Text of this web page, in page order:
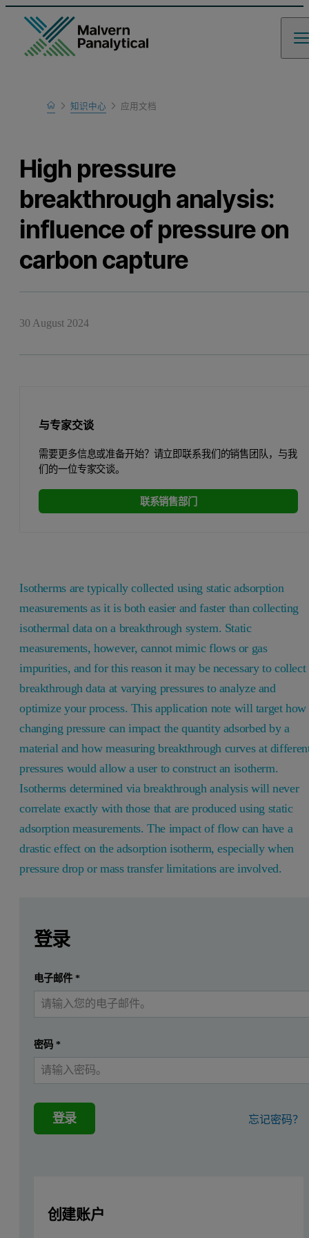
Home
Learn
知识中心 应用文档
High pressure
breakthrough analysis:
influence of pressure on
carbon capture
30 August 2024
与专家交谈
需要更多信息或准备开始？请立即联系我们的销售团队，与我
们的一位专家交谈。
联系销售部门
Isotherms are typically collected using static adsorption
measurements as it is both easier and faster than collecting
isothermal data on a breakthrough system. Static
measurements, however, cannot mimic flows or gas
impurities, and for this reason it may be necessary to collect
breakthrough data at varying pressures to analyze and
optimize your process. This application note will target how
changing pressure can impact the quantity adsorbed by a
material and how measuring breakthrough curves at
pressures would allow a user to construct an isotherm.
Isotherms determined via breakthrough analysis will never
correlate exactly with those that are produced using static
adsorption measurements. The impact of flow can have a
drastic effect on the adsorption isotherm, especially when
pressure drop or mass transfer limitations are involved.
Isotherms are typically collected using static adsorption
提交 我已经有一个帐户
登录
电子邮件*
密码 *
登录 忘记密码？
创建账户